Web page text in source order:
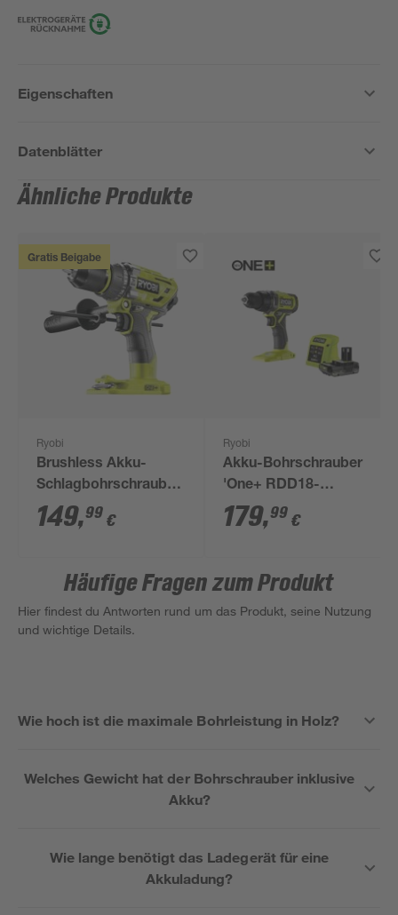
Eigenschaften
Datenblätter
Ähnliche Produkte
Gratis Beigabe
Ryobi
Brushless Akku-
Schlagbohrschrauber
'ONE+ R18PD7-0' 18
V ohne Akku und
149,99 €
Ryobi
Akku-Bohrschrauber
'One+ RDD18-
1C20A17' 18 V mit
Akku und Ladegerät
179,99 €
Häufige Fragen zum Produkt
Hier findest du Antworten rund um das Produkt, seine Nutzung
und wichtige Details.
Wie hoch ist die maximale Bohrleistung in Holz?
Welches Gewicht hat der Bohrschrauber inklusive
Akku?
Wie lange benötigt das Ladegerät für eine
Akkuladung?